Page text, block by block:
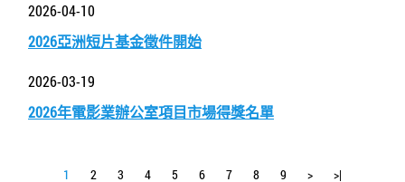
2026-04-10
2026亞洲短片基金徵件開始
2026-03-19
2026年電影業辦公室項目市場得獎名單
1 2 3 4 5 6 7 8 9 > >|